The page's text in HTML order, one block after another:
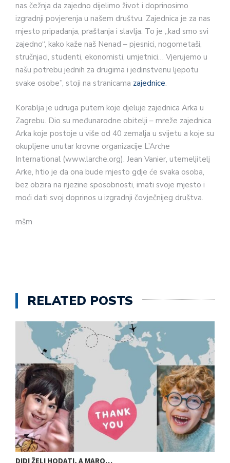
nas čežnja da zajedno dijelimo život i doprinosimo
izgradnji povjerenja u našem društvu. Zajednica je za nas
mjesto pripadanja, praštanja i slavlja. To je „kad smo svi
zajedno“, kako kaže naš Nenad – pjesnici, nogometaši,
stručnjaci, studenti, ekonomisti, umjetnici… Vjerujemo u
našu potrebu jednih za drugima i jedinstvenu ljepotu
svake osobe”, stoji na stranicama zajednice.
Korablja je udruga putem koje djeluje zajednica Arka u
Zagrebu. Dio su međunarodne obitelji – mreže zajednica
Arka koje postoje u više od 40 zemalja u svijetu a koje su
okupljene unutar krovne organizacije L’Arche
International (www.larche.org). Jean Vanier, utemeljitelj
Arke, htio je da ona bude mjesto gdje će svaka osoba,
bez obzira na njezine sposobnosti, imati svoje mjesto i
moći dati svoj doprinos u izgradnji čovječnijeg društva.
mšm
RELATED POSTS
DIDI ŽELI HODATI, A MARO…